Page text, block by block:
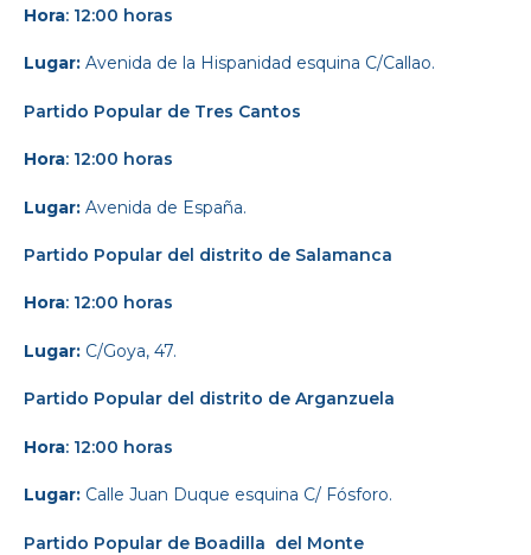
Hora: 12:00 horas
Lugar: Avenida de la Hispanidad esquina C/Callao.
Partido Popular de Tres Cantos
Hora: 12:00 horas
Lugar: Avenida de España.
Partido Popular del distrito de Salamanca
Hora: 12:00 horas
Lugar: C/Goya, 47.
Partido Popular del distrito de Arganzuela
Hora: 12:00 horas
Lugar: Calle Juan Duque esquina C/ Fósforo.
Partido Popular de Boadilla del Monte